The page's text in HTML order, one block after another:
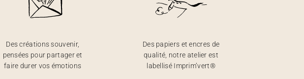
Des créations souvenir,
pensées pour partager et
faire durer vos émotions
Des papiers et encres de
qualité, notre atelier est
labellisé Imprim’vert®